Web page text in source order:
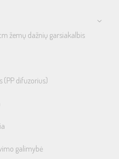
žemų dažnių garsiakalbis
difuzorius)
galimybė